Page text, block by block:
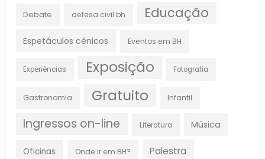
Debate defesa civil bh Educação
Espetáculos cênicos Eventos em BH
Experiências Exposição Fotografia
Gastronomia Gratuito Infantil
Ingressos on-line Literatura Música
Oficinas Onde ir em BH? Palestra